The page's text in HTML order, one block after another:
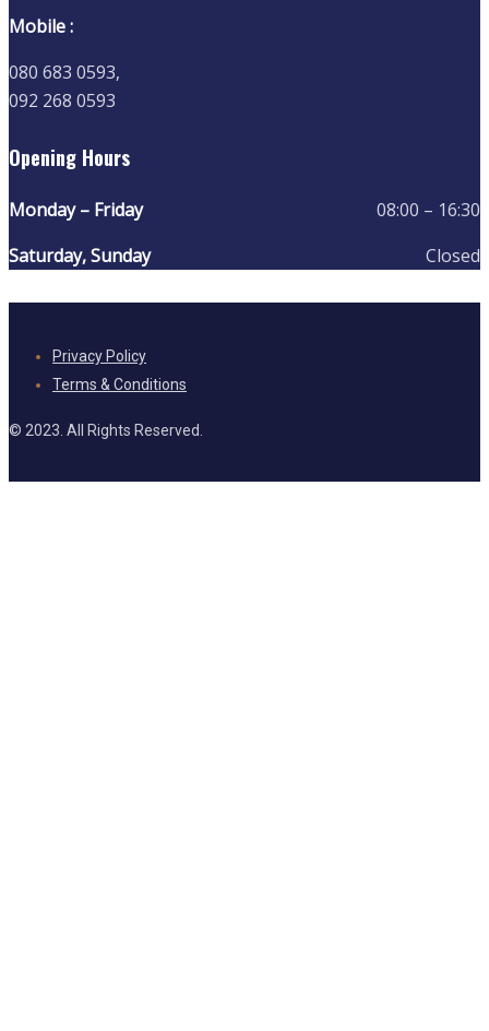
Mobile :
080 683 0593,
092 268 0593
Opening Hours
Monday – Friday
08:00 – 16:30
Saturday, Sunday
Closed
Privacy Policy
Terms & Conditions
© 2023. All Rights Reserved.